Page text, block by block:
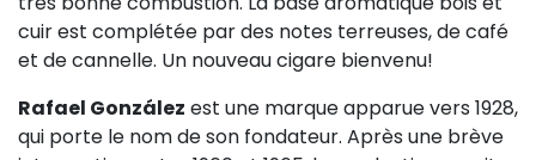
cuir est complétée par des notes terreuses, de café
et de cannelle. Un nouveau cigare bienvenu!
Rafael González est une marque apparue vers 1928,
qui porte le nom de son fondateur. Après une brève